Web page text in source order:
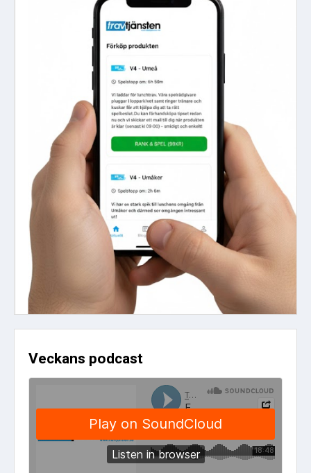
Veckans podcast